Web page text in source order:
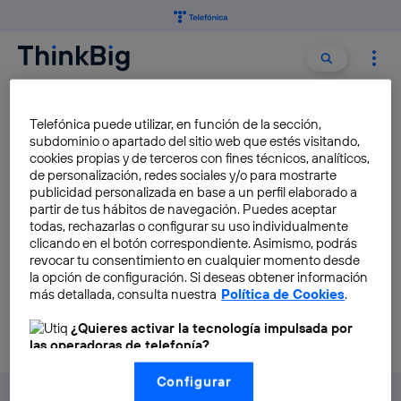
Buscar
GOOGLE BRAIN
Google Brain ya tiene un
cerebro de «verdad»
Ara Rodríguez
Telefónica puede utilizar, en función de la sección,
subdominio o apartado del sitio web que estés visitando,
cookies propias y de terceros con fines técnicos, analíticos,
de personalización, redes sociales y/o para mostrarte
publicidad personalizada en base a un perfil elaborado a
partir de tus hábitos de navegación. Puedes aceptar
todas, rechazarlas o configurar su uso individualmente
clicando en el botón correspondiente. Asimismo, podrás
revocar tu consentimiento en cualquier momento desde
la opción de configuración. Si deseas obtener información
más detallada, consulta nuestra Política de Cookies.
¿Quieres activar la tecnología impulsada por
las operadoras de telefonía?
Nosotros, Telefónica S.A., utilizamos la tecnología Utiq para
realizar nuestras acciones de marketing digital o análisis
Configurar